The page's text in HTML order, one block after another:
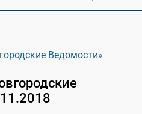
Ведомости»